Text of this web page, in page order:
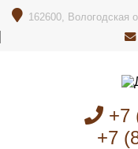
162600, Вологодская
+7
+7